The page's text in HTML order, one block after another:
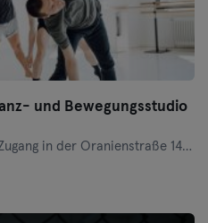
und Bewegungsstudio
140-142 links neben Denn's Bioladen)